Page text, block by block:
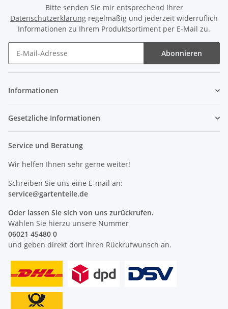
Bitte senden Sie mir entsprechend Ihrer
Datenschutzerklärung regelmäßig und jederzeit widerruflich
Informationen zu Ihrem Produktsortiment per E-Mail zu.
Abonnieren
Informationen
Gesetzliche Informationen
Service und Beratung
Wir helfen Ihnen sehr gerne weiter!
Schreiben Sie uns eine E-mail an:
service@gartenteile.de
Oder lassen Sie sich von uns zurückrufen.
Wählen Sie hierzu unsere Nummer
06021 45480 0
und geben direkt dort Ihren Rückrufwunsch an.